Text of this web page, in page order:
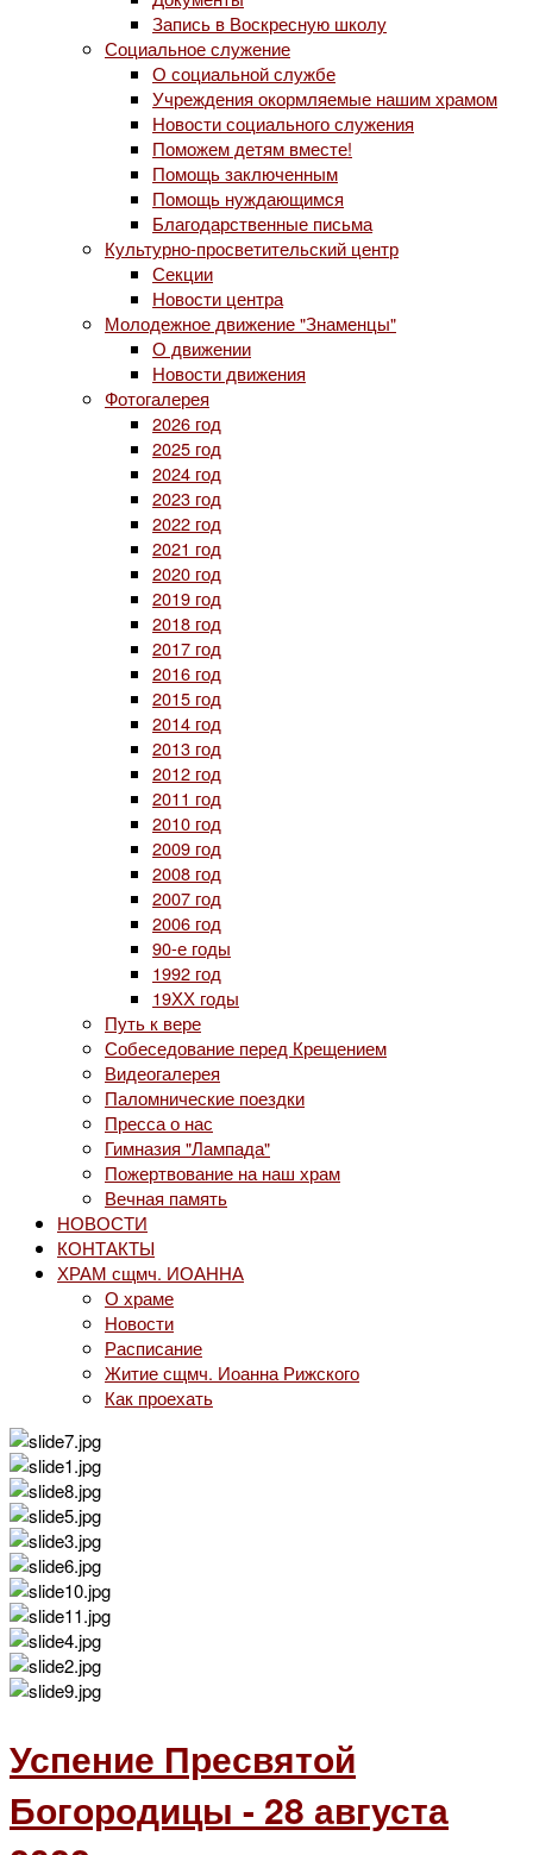
Запись в Воскресную школу
Социальное служение
О социальной службе
Учреждения окормляемые нашим храмом
Новости социального служения
Поможем детям вместе!
Помощь заключенным
Помощь нуждающимся
Благодарственные письма
Культурно-просветительский центр
Секции
Новости центра
Молодежное движение "Знаменцы"
О движении
Новости движения
Фотогалерея
2026 год
2025 год
2024 год
2023 год
2022 год
2021 год
2020 год
2019 год
2018 год
2017 год
2016 год
2015 год
2014 год
2013 год
2012 год
2011 год
2010 год
2009 год
2008 год
2007 год
2006 год
90-е годы
1992 год
19ХХ годы
Путь к вере
Собеседование перед Крещением
Видеогалерея
Паломнические поездки
Пресса о нас
Гимназия "Лампада"
Пожертвование на наш храм
Вечная память
НОВОСТИ
КОНТАКТЫ
ХРАМ сщмч. ИОАННА
О храме
Новости
Расписание
Житие сщмч. Иоанна Рижского
Как проехать
Успение Пресвятой
Богородицы - 28 августа